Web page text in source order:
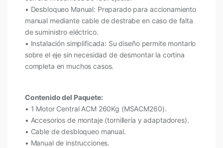
• Desbloqueo Manual: Preparado para accionamiento
manual mediante cable de destrabe en caso de falta
de suministro eléctrico.
• Instalación simplificada: Su diseño permite montarlo
sobre el eje sin necesidad de desmontar la cortina
completa en muchos casos.
Contenido del Paquete:
• 1 Motor Central ACM 260Kg (MSACM260).
• Accesorios de montaje (tornillería y adaptadores).
• Cable de desbloqueo manual.
• Manual de instrucciones.